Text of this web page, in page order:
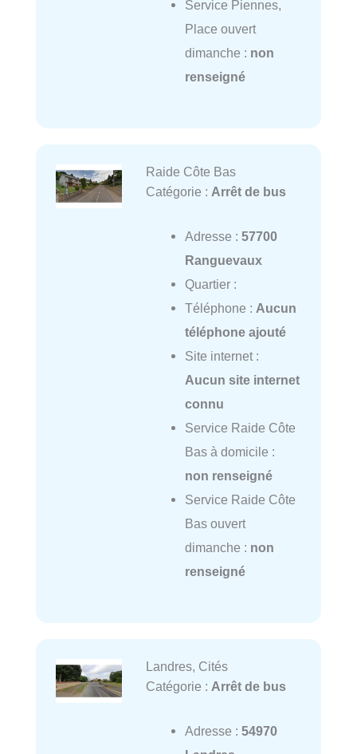
Service Piennes,
Place ouvert
dimanche : non
renseigné
Raide Côte Bas
Catégorie : Arrêt de bus
Adresse : 57700
Ranguevaux
Quartier :
Téléphone : Aucun
téléphone ajouté
Site internet :
Aucun site internet
connu
Service Raide Côte
Bas à domicile :
non renseigné
Service Raide Côte
Bas ouvert
dimanche : non
renseigné
Landres, Cités
Catégorie : Arrêt de bus
Adresse : 54970